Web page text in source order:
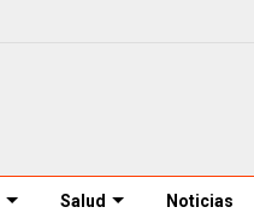
Salud Noticias